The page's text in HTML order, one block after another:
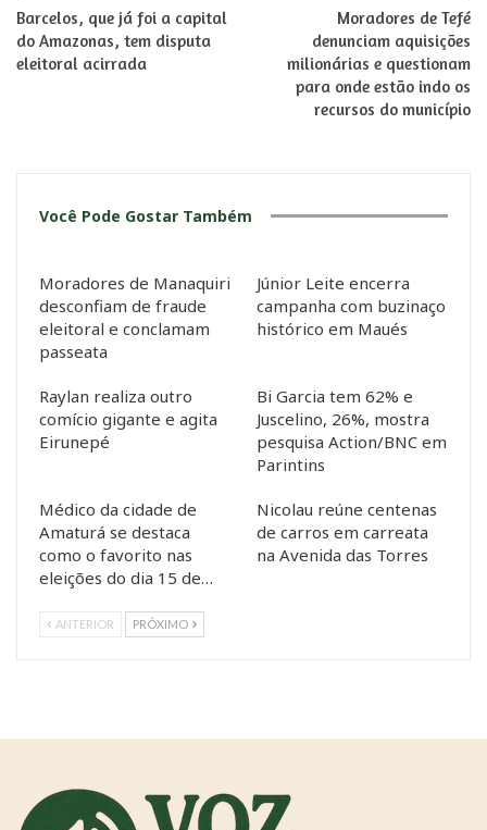
Barcelos, que já foi a capital
do Amazonas, tem disputa
eleitoral acirrada
Moradores de Tefé
denunciam aquisições
milionárias e questionam
para onde estão indo os
recursos do município
Você Pode Gostar Também
Moradores de Manaquiri
desconfiam de fraude
eleitoral e conclamam
passeata
Júnior Leite encerra
campanha com buzinaço
histórico em Maués
Raylan realiza outro
comício gigante e agita
Eirunepé
Bi Garcia tem 62% e
Juscelino, 26%, mostra
pesquisa Action/BNC em
Parintins
Médico da cidade de
Amaturá se destaca
como o favorito nas
eleições do dia 15 de…
Nicolau reúne centenas
de carros em carreata
na Avenida das Torres
ANTERIOR PRÓXIMO